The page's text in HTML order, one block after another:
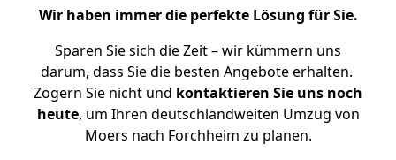
Wir haben immer die perfekte Lösung für Sie.
Sparen Sie sich die Zeit – wir kümmern uns
darum, dass Sie die besten Angebote erhalten.
Zögern Sie nicht und kontaktieren Sie uns noch
heute, um Ihren deutschlandweiten Umzug von
Moers nach Forchheim zu planen.